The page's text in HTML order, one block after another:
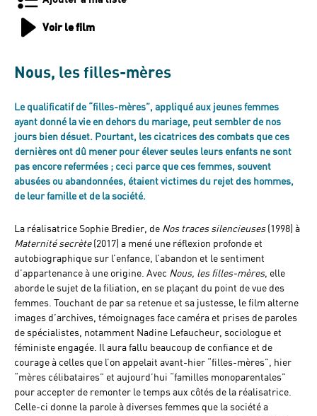
Voir le film
Nous, les filles-mères
Le qualificatif de “filles-mères”, appliqué aux jeunes femmes
ayant donné la vie en dehors du mariage, peut sembler de nos
jours bien désuet. Pourtant, les cicatrices des combats que ces
dernières ont dû mener pour élever seules leurs enfants ne sont
pas encore refermées ; ceci parce que ces femmes, souvent
abusées ou abandonnées, étaient victimes du rejet des hommes,
de leur famille et de la société.
La réalisatrice Sophie Bredier, de Nos traces silencieuses(1998) à
Maternité secrète(2017) a mené une réflexion profonde et
autobiographique sur l’enfance, l’abandon et le sentiment
d’appartenance à une origine. Avec Nous, les filles-mères, elle
aborde le sujet de la filiation, en se plaçant du point de vue des
femmes. Touchant de par sa retenue et sa justesse, le film alterne
images d’archives, témoignages face caméra et prises de paroles
de spécialistes, notamment Nadine Lefaucheur, sociologue et
féministe engagée. Il aura fallu beaucoup de confiance et de
courage à celles que l’on appelait avant-hier “filles-mères”, hier
“mères célibataires” et aujourd’hui “familles monoparentales”
pour accepter de remonter le temps aux côtés de la réalisatrice.
Celle-ci donne la parole à diverses femmes que la société a